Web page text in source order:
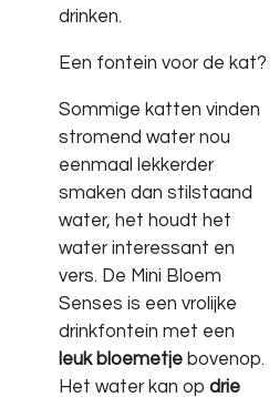
drinken.
Een fontein voor de kat?
Sommige katten vinden
stromend water nou
eenmaal lekkerder
smaken dan stilstaand
water, het houdt het
water interessant en
vers. De Mini Bloem
Senses is een vrolijke
drinkfontein met een
leuk bloemetje bovenop.
Het water kan op drie